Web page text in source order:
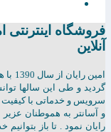
فروشگاه اینترنتی
آنلاین
گردید و طی این سالها
سرویس و خدماتی با کیفیت
و آسانتر به هموطنان
رایان نمود . تا باز